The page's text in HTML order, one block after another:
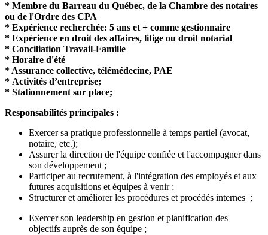
* Membre du Barreau du Québec, de la Chambre des notaires
ou de l'Ordre des CPA
* Expérience recherchée: 5 ans et + comme gestionnaire
* Expérience en droit des affaires, litige ou droit notarial
* Conciliation Travail-Famille
* Horaire d'été
* Assurance collective, télémédecine, PAE
* Activités d’entreprise;
* Stationnement sur place;
Responsabilités principales :
Exercer sa pratique professionnelle à temps partiel (avocat,
notaire, etc.);
Assurer la direction de l'équipe confiée et l'accompagner dans
son développement ;
Participer au recrutement, à l'intégration des employés et aux
futures acquisitions et équipes à venir ;
Structurer et améliorer les procédures et procédés internes ;
Exercer son leadership en gestion et planification des
objectifs auprès de son équipe ;